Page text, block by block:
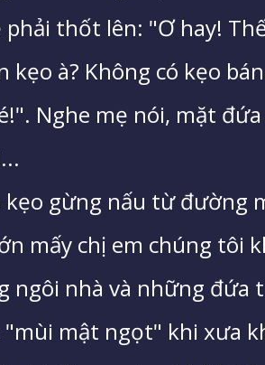
thốt lên: "Ơ hay!
kẹo à? Không có kẹo
Nghe mẹ nói, mặt
kẹo gừng nấu từ đường
mấy chị em chúng tôi
ngôi nhà và những đứa
"mùi mật ngọt" khi xưa